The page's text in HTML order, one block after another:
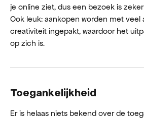
je online ziet, dus een bezoek is
Ook leuk: aankopen worden met veel
creativiteit ingepakt, waardoor het
op zich is.
Toegankelijkheid
Er is helaas niets bekend over de